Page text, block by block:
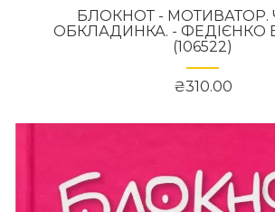
БЛОКНОТ - МОТИВАТОР.
ОБКЛАДИНКА. - ФЕДІЄНКО
(106522)
₴310.00